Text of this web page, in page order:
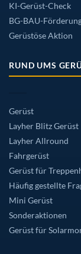
KI-Gerüst-Check
BG-BAU-
Gerüstöse Aktion
RUND UMS
Gerüst
Layher Blitz Gerüst
Layher Allround
Fahrgerüst
Gerüst für
Häufig gestellte
Mini Gerüst
Sonderaktionen
Gerüst für